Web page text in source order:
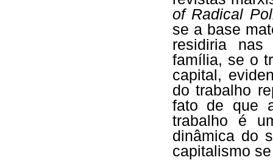
of Radical
se a base
residiria
família, se o
capital,
do trabalho
fato de que
trabalho é
dinâmica do
capitalismo